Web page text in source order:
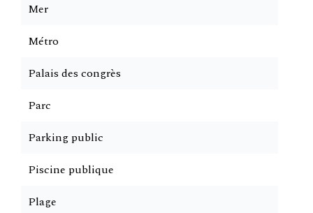
Mer
Métro
Palais des congrès
Parc
Parking public
Piscine publique
Plage